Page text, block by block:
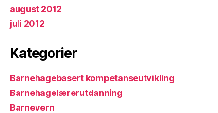
august 2012
juli 2012
Kategorier
Barnehagebasert kompetanseutvikling
Barnehagelærerutdanning
Barnevern